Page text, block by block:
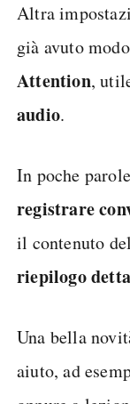
Altra
già avuto
Attention,
audio.
In poche
registrare
il contenuto
riepilogo
Una bella
aiuto, ad